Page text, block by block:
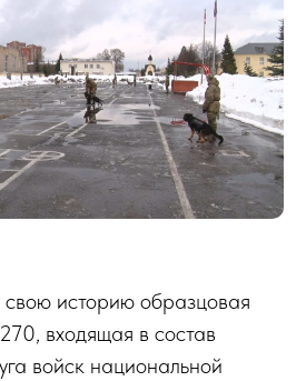
историю образцовая
входящая в состав
войск национальной